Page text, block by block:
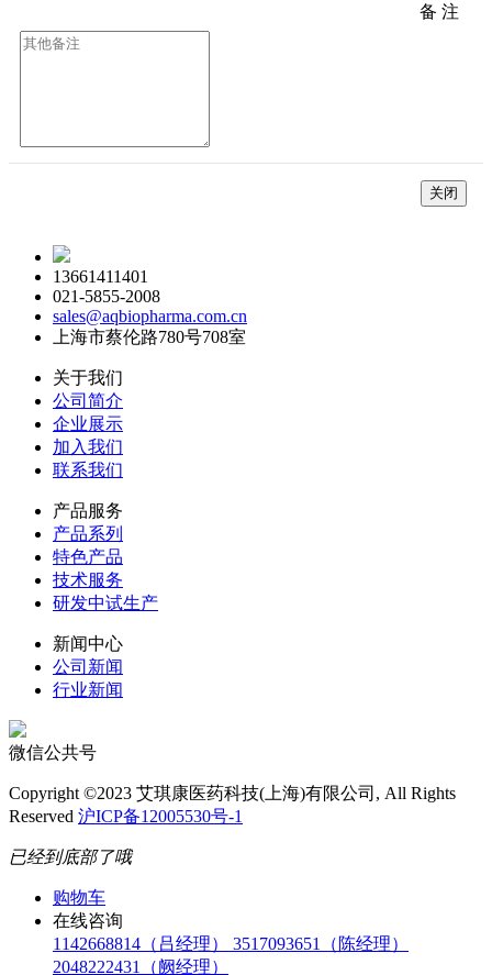
备 注
关闭
13661411401
021-5855-2008
sales@aqbiopharma.com.cn
上海市蔡伦路780号708室
关于我们
公司简介
企业展示
加入我们
联系我们
产品服务
产品系列
特色产品
技术服务
研发中试生产
新闻中心
公司新闻
行业新闻
微信公共号
Copyright ©2023 艾琪康医药科技(上海)有限公司, All Rights
Reserved 沪ICP备12005530号-1
已经到底部了哦
购物车
在线咨询
1142668814（吕经理） 3517093651（陈经理）
2048222431（阙经理）